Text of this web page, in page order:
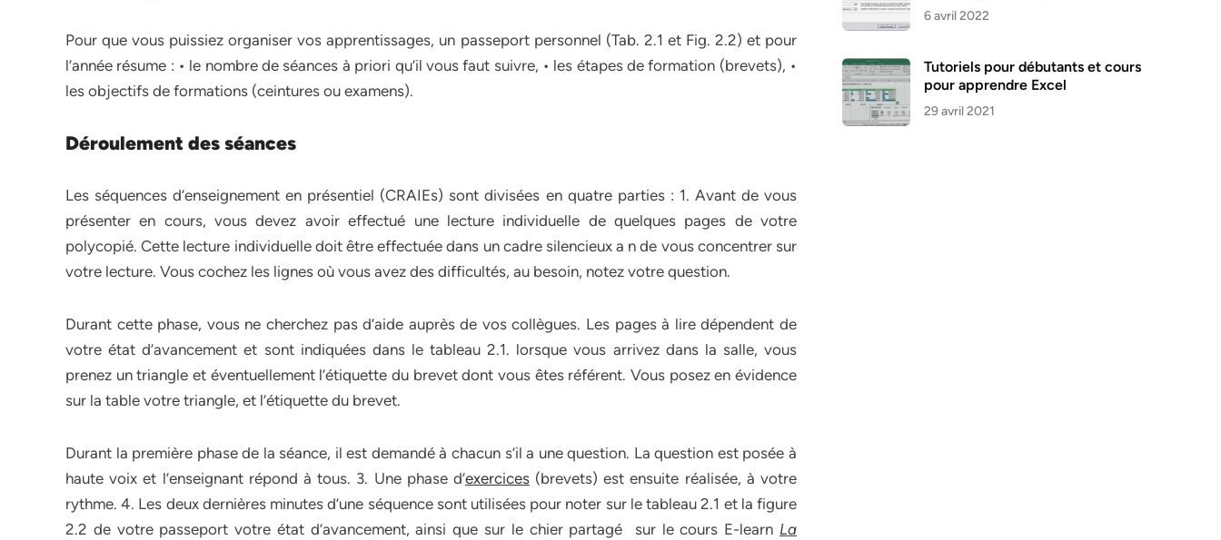
Pour que vous puissiez organiser vos apprentissages, un passeport personnel (Tab. 2.1 et Fig. 2.2) et pour
l’année résume : • le nombre de séances à priori qu’il vous faut suivre, • les étapes de formation (brevets), •
les objectifs de formations (ceintures ou examens).
Déroulement des séances
Les séquences d’enseignement en présentiel (CRAIEs) sont divisées en quatre parties : 1. Avant de vous
présenter en cours, vous devez avoir effectué une lecture individuelle de quelques pages de votre
polycopié. Cette lecture individuelle doit être effectuée dans un cadre silencieux a n de vous concentrer sur
votre lecture. Vous cochez les lignes où vous avez des difficultés, au besoin, notez votre question.
Durant cette phase, vous ne cherchez pas d’aide auprès de vos collègues. Les pages à lire dépendent de
votre état d’avancement et sont indiquées dans le tableau 2.1. lorsque vous arrivez dans la salle, vous
prenez un triangle et éventuellement l’étiquette du brevet dont vous êtes référent. Vous posez en évidence
sur la table votre triangle, et l’étiquette du brevet.
Durant la première phase de la séance, il est demandé à chacun s’il a une question. La question est posée à
haute voix et l’enseignant répond à tous. 3. Une phase d’exercices(brevets) est ensuite réalisée, à votre
rythme. 4. Les deux dernières minutes d’une séquence sont utilisées pour noter sur le tableau 2.1 et la figure
2.2 de votre passeport votre état d’avancement, ainsi que sur le chier partagé sur le cours E-learn La
6 avril 2022
Tutoriels pour débutants et cours
pour apprendre Excel
29 avril 2021